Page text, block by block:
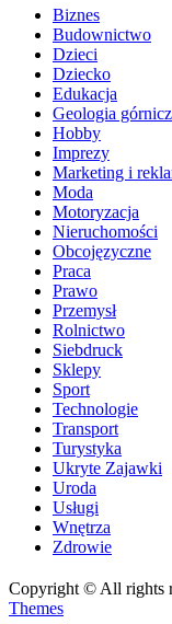
Biznes
Budownictwo
Dzieci
Dziecko
Edukacja
Geologia
Hobby
Imprezy
Marketing i
Moda
Motoryzacja
Nieruchomości
Obcojęzyczne
Praca
Prawo
Przemysł
Rolnictwo
Siebdruck
Sklepy
Sport
Technologie
Transport
Turystyka
Ukryte Zajawki
Uroda
Usługi
Wnętrza
Zdrowie
Copyright © All rights
Themes